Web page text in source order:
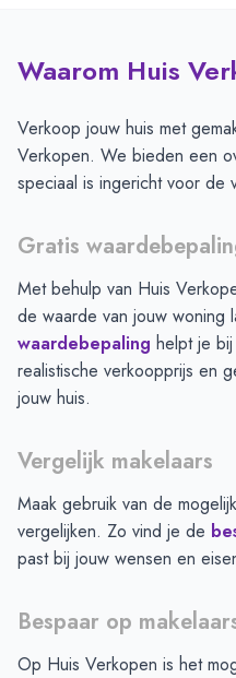
Waarom Huis
Verkoop jouw huis met
Verkopen. We bieden een
speciaal is ingericht voor de
Gratis
Met behulp van Huis
de waarde van jouw woning
waardebepaling helpt je
realistische verkoopprijs en
jouw huis.
Vergelijk makelaars
Maak gebruik van de
vergelijken. Zo vind je de
past bij jouw wensen en
Bespaar op
Op Huis Verkopen is het